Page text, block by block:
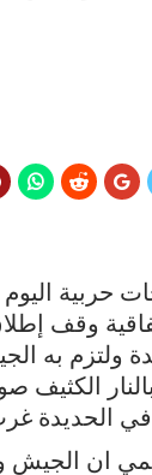
2015 ، إتفاقية وقف
ولتزم به
الكثيف
الحديدة
ان الجيش